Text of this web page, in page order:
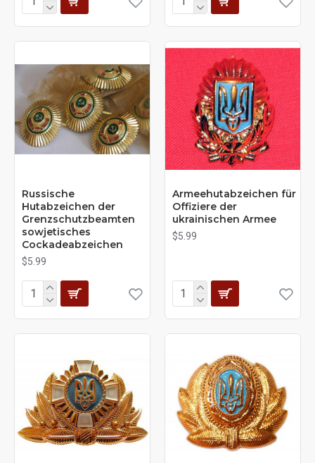
Russische
Hutabzeichen der
Grenzschutzbeamten
sowjetisches
Cockadeabzeichen
$5.99
Armeehutabzeichen für
Offiziere der
ukrainischen Armee
$5.99